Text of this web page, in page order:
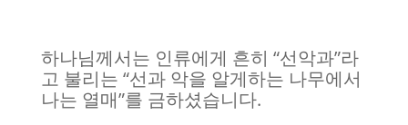
하나님께서는 인류에게 흔히 “선악과”라
고 불리는 “선과 악을 알게하는 나무에서
나는 열매”를 금하셨습니다.